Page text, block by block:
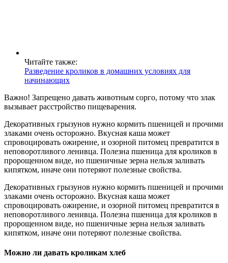
Читайте также:
Разведение кроликов в домашних условиях для
начинающих
Важно! Запрещено давать животным сорго, потому что злак
вызывает расстройство пищеварения.
Декоративных грызунов нужно кормить пшеницей и прочими
злаками очень осторожно. Вкусная каша может
спровоцировать ожирение, и озорной питомец превратится в
неповоротливого ленивца. Полезна пшеница для кроликов в
пророщенном виде, но пшеничные зерна нельзя заливать
кипятком, иначе они потеряют полезные свойства.
Декоративных грызунов нужно кормить пшеницей и прочими
злаками очень осторожно. Вкусная каша может
спровоцировать ожирение, и озорной питомец превратится в
неповоротливого ленивца. Полезна пшеница для кроликов в
пророщенном виде, но пшеничные зерна нельзя заливать
кипятком, иначе они потеряют полезные свойства.
Можно ли давать кроликам хлеб